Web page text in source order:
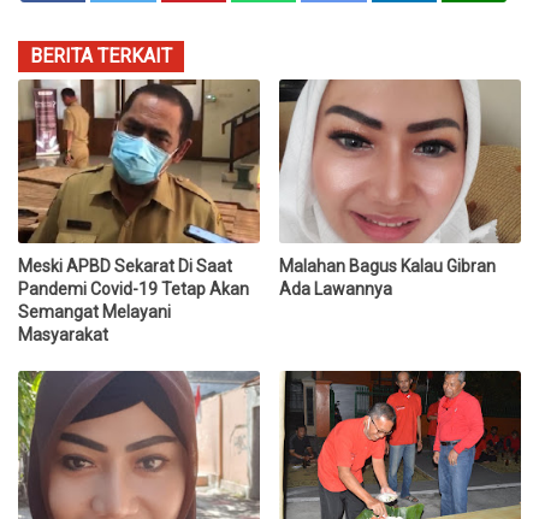
BERITA TERKAIT
Meski APBD Sekarat Di Saat
Pandemi Covid-19 Tetap Akan
Semangat Melayani
Masyarakat
Malahan Bagus Kalau Gibran
Ada Lawannya